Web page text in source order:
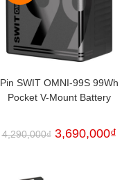
Pin SWIT OMNI-99S 99Wh
Pocket V-Mount Battery
4,290,000₫ 3,690,000₫